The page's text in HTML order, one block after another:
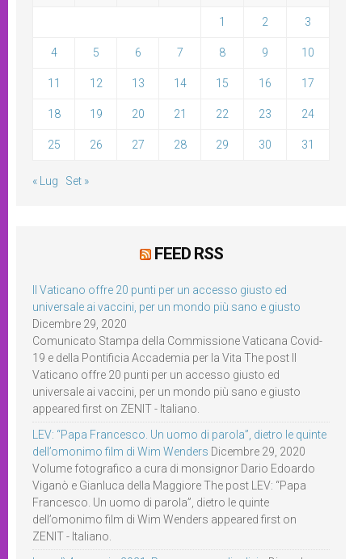
1 2 3
4 5 6 7 8 9 10
11 12 13 14 15 16 17
18 19 20 21 22 23 24
25 26 27 28 29 30 31
« Lug Set »
FEED RSS
Il Vaticano offre 20 punti per un accesso giusto ed
universale ai vaccini, per un mondo più sano e giusto
Dicembre 29, 2020
Comunicato Stampa della Commissione Vaticana Covid-
19 e della Pontificia Accademia per la Vita The post Il
Vaticano offre 20 punti per un accesso giusto ed
universale ai vaccini, per un mondo più sano e giusto
appeared first on ZENIT - Italiano.
LEV: “Papa Francesco. Un uomo di parola”, dietro le quinte
dell’omonimo film di Wim Wenders Dicembre 29, 2020
Volume fotografico a cura di monsignor Dario Edoardo
Viganò e Gianluca della Maggiore The post LEV: “Papa
Francesco. Un uomo di parola”, dietro le quinte
dell’omonimo film di Wim Wenders appeared first on
ZENIT - Italiano.